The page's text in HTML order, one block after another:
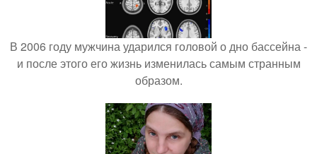
В 2006 году мужчина ударился головой о дно бассейна -
и после этого его жизнь изменилась самым странным
образом.